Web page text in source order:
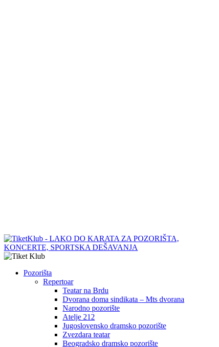
Pozorišta
Repertoar
Teatar na Brdu
Dvorana doma sindikata – Mts dvorana
Narodno pozorište
Atelje 212
Jugoslovensko dramsko pozorište
Zvezdara teatar
Beogradsko dramsko pozorište